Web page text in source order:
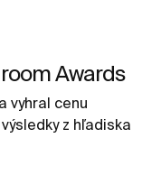
Awards
vyhral cenu
z hľadiska